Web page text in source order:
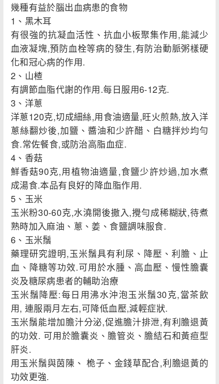
幾種有益於腦出血病患的食物
1、黑木耳
有很強的抗凝血活性、抗血小板聚集作用,能減少
血液凝塊,預防血栓等病的發生,有防治動脈粥樣硬
化和冠心病的作用.
2、山楂
有調節血脂代謝的作用.每日服用6-12克.
3、洋蔥
洋蔥120克,切成細絲,用食油適量,旺火煎熱,放入洋
蔥絲翻炒後,加鹽、醬油和少許醋、白糖拌炒均勻
食.常佐餐食,或防治高脂血症.
4、香菇
鮮香菇90克,用植物油適量,食鹽少許炒過,加水煮
成湯食.本品有良好的降血脂作用.
5、玉米
玉米粉30-60克,水澆開後撒入,攪勻成稀糊狀,待煮
熟時加入麻油、蔥、姜、食鹽調味服食.
6、玉米鬚
藥理研究證明,玉米鬚具有利尿、降壓、利膽、止
血、降糖等功效.可用於水腫、高血壓、慢性膽囊
炎及糖尿病患者的輔助治療
玉米鬚降壓:每日用沸水沖泡玉米鬚30克,當茶飲
用, 連服兩月左右,可降低血壓,減輕症狀.
玉米鬚能增加膽汁分泌,促進膽汁排泄,有利膽退黃
的功效. 可用於膽囊炎、膽管炎、膽結石和黃疸型
肝炎.
用玉米鬚與茵陳、 桅子、金錢草配合,利膽退黃的
功效更強.